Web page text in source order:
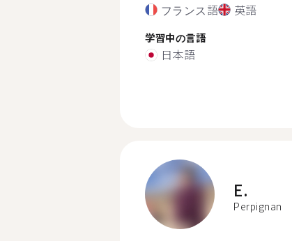
フランス語 英語
学習中の言語
日本語
E.
Perpignan